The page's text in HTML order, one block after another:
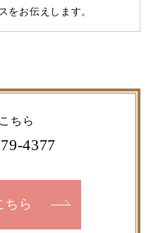
をお伝えします。
ちら
4377
ちら